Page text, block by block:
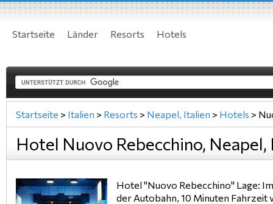
Startseite Länder Resorts Hotels
Startseite > Italien > Resorts > Neapel, Italien > Hotels >
Hotel Nuovo Rebecchino, Neapel,
Hotel "Nuovo Rebecchino" Lage:
der Autobahn, 10 Minuten Fahrzeit